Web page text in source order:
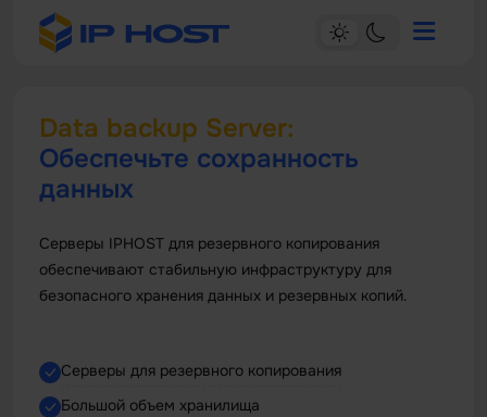
Data backup Server:
Обеспечьте сохранность
данных
Серверы IPHOST для резервного копирования
обеспечивают стабильную инфраструктуру для
безопасного хранения данных и резервных копий.
Cерверы для резервного копирования
Большой объем хранилища